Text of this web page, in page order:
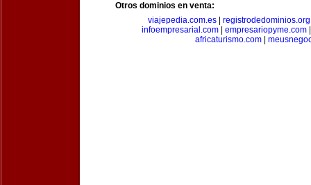
Otros dominios en venta:
viajepedia.com.es| registrodedominios.org
infoempresarial.com| empresariopyme.com
africaturismo.com|